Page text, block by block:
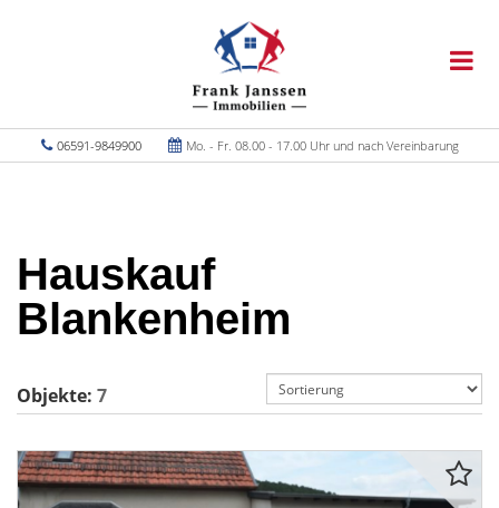
06591-9849900 Mo. - Fr. 08.00 - 17.00 Uhr und nach Vereinbarung
Hauskauf
Blankenheim
Objekte: 7